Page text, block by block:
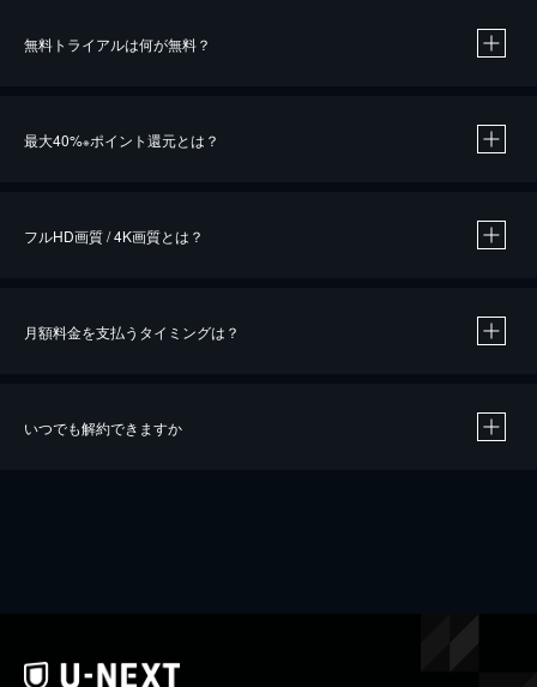
無料トライアルは何が無料？
最大40%※ポイント還元とは？
※40％ポイント還元の対象は、クレジットカード決済による作品の購入 / レンタルです。
フルHD画質 / 4K画質とは？
月額料金を支払うタイミングは？
いつでも解約できますか